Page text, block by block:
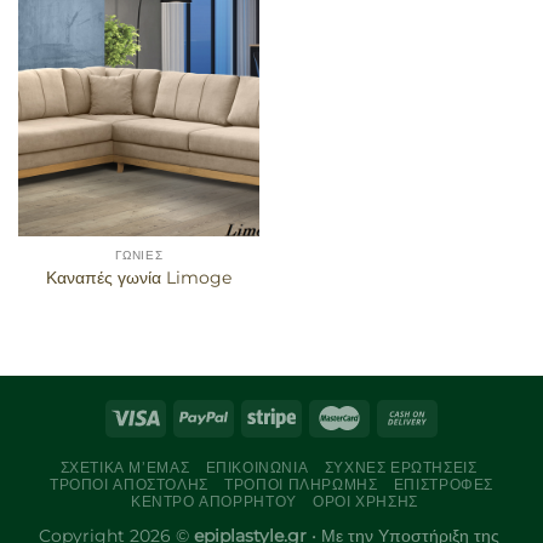
ΓΩΝΊΕΣ
Καναπές γωνία Limoge
ΣΧΕΤΙΚΆ Μ’ΕΜΆΣ ΕΠΙΚΟΙΝΩΝΊΑ
ΣΥΧΝΈΣ ΕΡΩΤΉΣΕΙΣ
ΤΡΌΠΟΙ ΑΠΟΣΤΟΛΉΣ
ΤΡΌΠΟΙ ΠΛΗΡΩΜΉΣ
ΕΠΙΣΤΡΟΦΈΣ
ΚΈΝΤΡΟ ΑΠΟΡΡΉΤΟΥ
ΌΡΟΙ ΧΡΉΣΗΣ
Copyright 2026 © epiplastyle.gr • Με την Υποστήριξη της